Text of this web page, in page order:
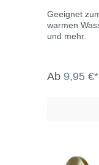
Geeignet
warmen
und mehr.
Ab 9,95 €*